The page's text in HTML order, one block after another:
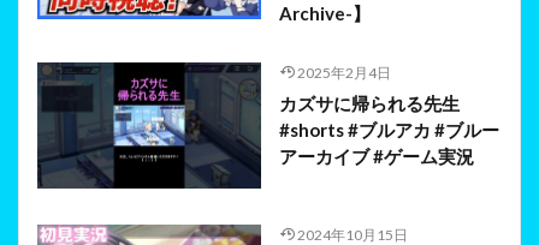
Archive-】
2025年2月4日
カズサに帰られる先生
#shorts #ブルアカ #ブルー
アーカイブ #ゲーム実況
2024年10月15日